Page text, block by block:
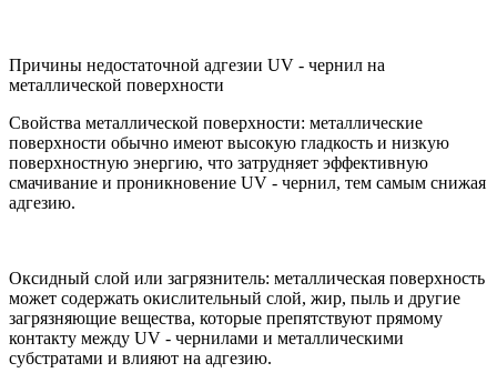
Причины недостаточной адгезии UV - чернил на
металлической поверхности
Свойства металлической поверхности: металлические
поверхности обычно имеют высокую гладкость и низкую
поверхностную энергию, что затрудняет эффективную
смачивание и проникновение UV - чернил, тем самым снижая
адгезию.
Оксидный слой или загрязнитель: металлическая поверхность
может содержать окислительный слой, жир, пыль и другие
загрязняющие вещества, которые препятствуют прямому
контакту между UV - чернилами и металлическими
субстратами и влияют на адгезию.